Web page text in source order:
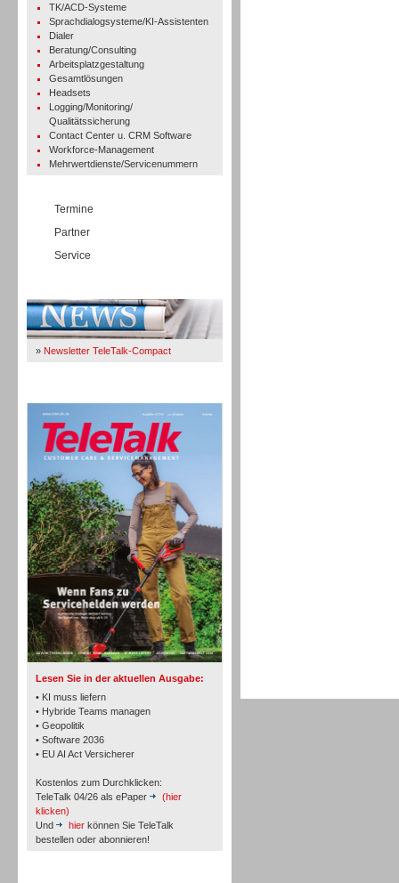
TK/ACD-Systeme
Sprachdialogsysteme/KI-Assistenten
Dialer
Beratung/Consulting
Arbeitsplatzgestaltung
Gesamtlösungen
Headsets
Logging/Monitoring/
Qualitätssicherung
Contact Center u. CRM Software
Workforce-Management
Mehrwertdienste/Servicenummern
Termine
Partner
Service
» Newsletter TeleTalk-Compact
Lesen Sie in der aktuellen Ausgabe:
• KI muss liefern
• Hybride Teams managen
• Geopolitik
• Software 2036
• EU AI Act Versicherer
Kostenlos zum Durchklicken:
TeleTalk 04/26 als ePaper
(hier
klicken)
Und
hier können Sie TeleTalk
bestellen oder abonnieren!
TK- und ACD-Systeme
Workforce-Management